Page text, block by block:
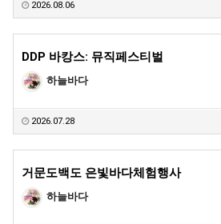
2026.08.06
DDP 바캉스: 뮤직페스티벌
하늘바다
2026.07.28
거문도백도 은빛바다체험행사
하늘바다